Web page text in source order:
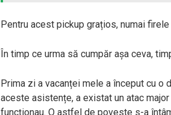
Pentru acest pickup grațios, numai
În timp ce urma să cumpăr așa ceva,
Prima zi a vacanței mele a început cu o
aceste asistențe, a existat un atac
funcționau. O astfel de poveste s-a